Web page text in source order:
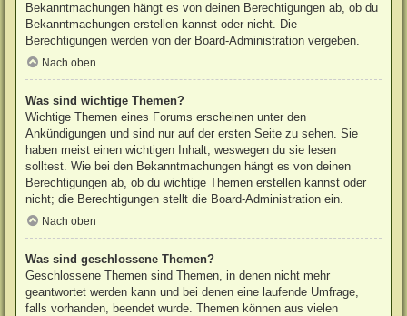
Bekanntmachungen hängt es von deinen Berechtigungen ab, ob du
Bekanntmachungen erstellen kannst oder nicht. Die
Berechtigungen werden von der Board-Administration vergeben.
Nach oben
Was sind wichtige Themen?
Wichtige Themen eines Forums erscheinen unter den
Ankündigungen und sind nur auf der ersten Seite zu sehen. Sie
haben meist einen wichtigen Inhalt, weswegen du sie lesen
solltest. Wie bei den Bekanntmachungen hängt es von deinen
Berechtigungen ab, ob du wichtige Themen erstellen kannst oder
nicht; die Berechtigungen stellt die Board-Administration ein.
Nach oben
Was sind geschlossene Themen?
Geschlossene Themen sind Themen, in denen nicht mehr
geantwortet werden kann und bei denen eine laufende Umfrage,
falls vorhanden, beendet wurde. Themen können aus vielen